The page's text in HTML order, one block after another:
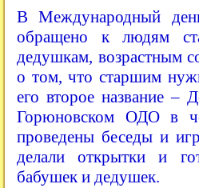
В Международный
обращено к людям
дедушкам, возрастным
о том, что старшим
его второе название
Горюновском ОДО в
проведены беседы и
делали открытки и
бабушек и дедушек.